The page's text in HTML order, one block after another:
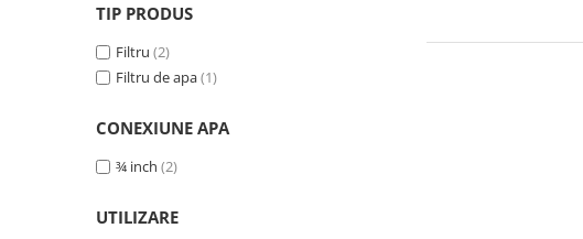
Filtre Casnice
Cartuse clasice 10"
Cartuse Big Blue 10"
TIP PRODUS
Filtru (2)
Filtru de apa(1)
CONEXIUNE APA
¾ inch (2)
UTILIZARE